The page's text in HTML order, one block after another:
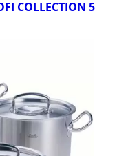
COLLECTION 5